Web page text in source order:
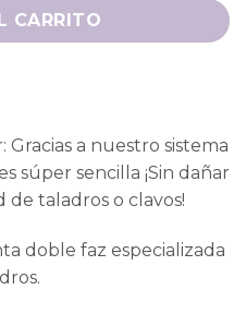
CARRITO
Gracias a nuestro sistema
súper sencilla ¡Sin dañar
de taladros o clavos!
doble faz especializada